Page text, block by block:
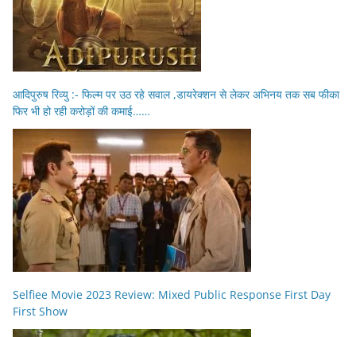
आदिपुरुष रिव्यु :- फिल्म पर उठ रहे सवाल ,डायरेक्शन से लेकर अभिनय तक सब फीका
फिर भी हो रही करोड़ों की कमाई……
Selfiee Movie 2023 Review: Mixed Public Response First Day
First Show